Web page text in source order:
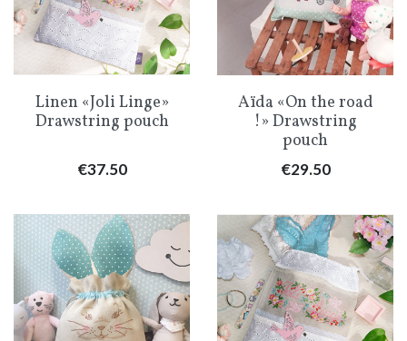
Linen «Joli Linge»
Drawstring pouch
Price
€37.50
Aïda «On the road
!» Drawstring
pouch
Price
€29.50